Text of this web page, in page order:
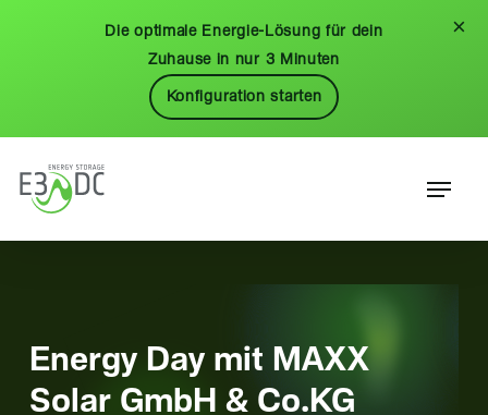
Die optimale Energie-Lösung für dein
Zuhause in nur 3 Minuten
Konfiguration starten
×
Energy Day mit MAXX
Solar GmbH & Co.KG